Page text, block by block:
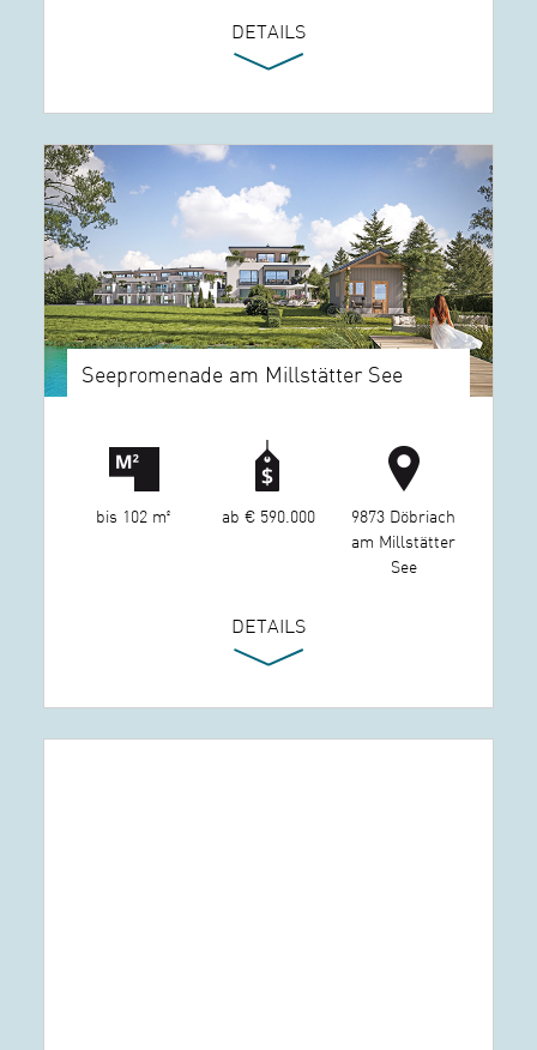
DETAILS
Seepromenade am Millstätter See
bis 102 m² ab € 590.000
9873 Döbriach
am Millstätter
See
DETAILS